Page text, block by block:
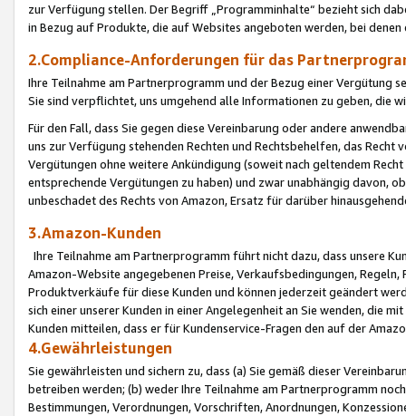
zur Verfügung stellen. Der Begriff „Programminhalte“ bezieht sich
in Bezug auf Produkte, die auf Websites angeboten werden, bei
2.Compliance-Anforderungen für das
Ihre Teilnahme am Partnerprogramm und der Bezug einer Vergütung
Sie sind verpflichtet, uns umgehend alle Informationen zu geben, die
Für den Fall, dass Sie gegen diese Vereinbarung oder andere
uns zur Verfügung stehenden Rechten und Rechtsbehelfen, das
Vergütungen ohne weitere Ankündigung (soweit nach geltendem
entsprechende Vergütungen zu haben) und zwar unabhängig davon,
unbeschadet des Rechts von Amazon, Ersatz für darüber
3.Amazon-Kunden
Ihre Teilnahme am Partnerprogramm führt nicht dazu, dass unsere
Amazon-Website angegebenen Preise, Verkaufsbedingungen,
Produktverkäufe für diese Kunden und können jederzeit geändert
sich einer unserer Kunden in einer Angelegenheit an Sie wenden, die
Kunden mitteilen, dass er für Kundenservice-Fragen den auf der
4.Gewährleistungen
Sie gewährleisten und sichern zu, dass (a) Sie gemäß dieser
betreiben werden; (b) weder Ihre Teilnahme am Partnerprogramm
Bestimmungen, Verordnungen, Vorschriften, Anordnungen,